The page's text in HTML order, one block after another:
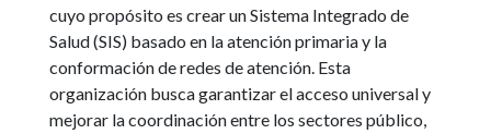
cuyo propósito es crear un Sistema Integrado de
Salud (SIS) basado en la atención primaria y la
conformación de redes de atención. Esta
organización busca garantizar el acceso universal y
mejorar la coordinación entre los sectores público,